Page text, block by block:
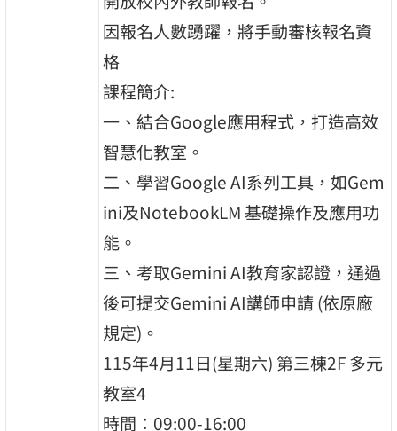
因報名人數踴躍，將手動審核報名資
格
課程簡介:
一、結合Google應用程式，打造高效
智慧化教室。
二、學習Google AI系列工具，如Gem
ini及NotebookLM 基礎操作及應用功
能。
三、考取Gemini AI教育家認證，通過
後可提交Gemini AI講師申請 (依原廠
規定)。
115年4月11日(星期六) 第三棟2F 多元
教室4
時間：09:00-16:00